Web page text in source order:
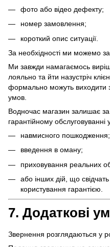
фото або відео дефекту;
номер замовлення;
короткий опис ситуації.
За необхідності ми можемо
Ми завжди намагаємось
лояльно та йти назустріч
формально можуть виходити
умов.
Водночас магазин залишає
гарантійному
навмисного пошкодження;
введення в оману;
приховування реальних
або інших дій, що
користування гарантією.
7. Додаткові
Звернення розглядаються у